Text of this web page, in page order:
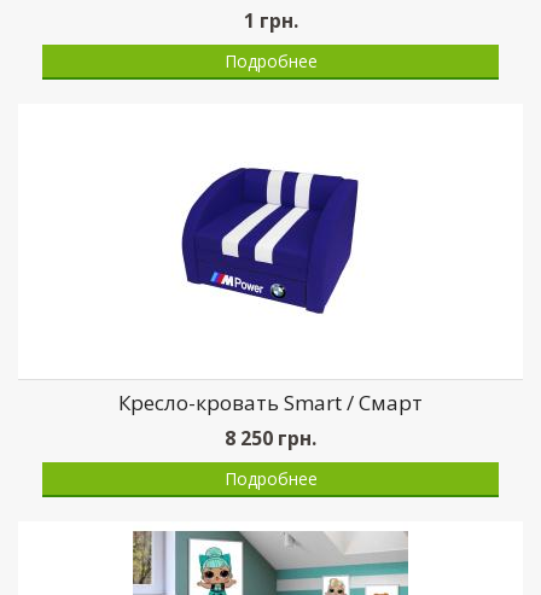
1 грн.
Подробнее
Кресло-кровать Smart / Смарт
8 250 грн.
Подробнее